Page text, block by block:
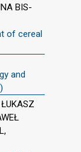
BIS-
of cereal
and